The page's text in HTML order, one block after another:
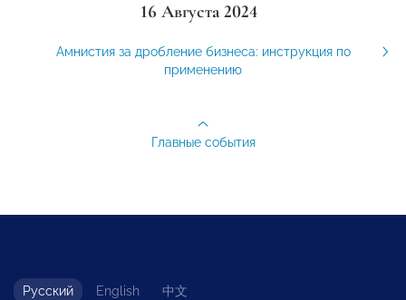
16 Августа 2024
Амнистия за дробление бизнеса: инструкция по
применению
Главные события
Русский English 中文